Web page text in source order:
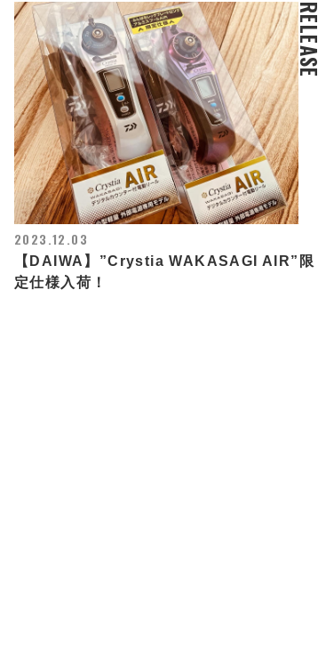
RELEASE
2023.12.03
【DAIWA】”Crystia WAKASAGI AIR”限
定仕様入荷！